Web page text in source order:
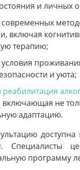
и личных
включая
терапию;
и уюта;
реабилитация
не
адаптацию.
. Специалисты
программу